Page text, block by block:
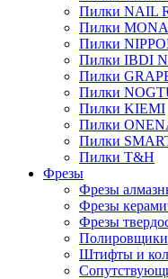
Пилки NAIL
Пилки
Пилки
Пилки IBDI
Пилки
Пилки
Пилки KIEMI
Пилки
Пилки
Пилки T&H
Фрезы
Фрезы
Фрезы
Фрезы
Полировщики
Штифты и